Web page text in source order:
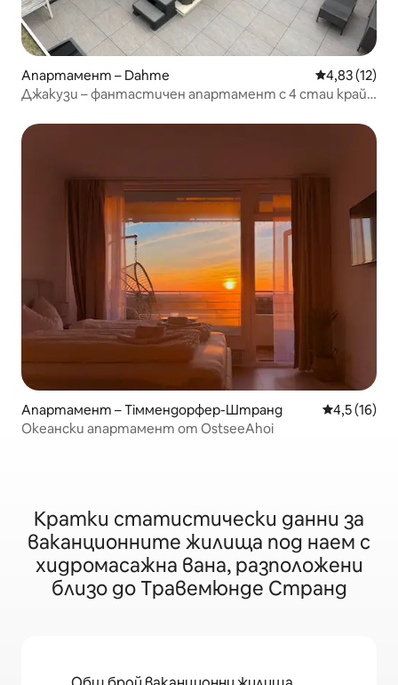
Апартамент – Dahme Средна
4,83 (12)
Джакузи – фантастичен апартамент с 4 стаи край
Апартамент – Тіммендорфер-Штранд Средна
4,5 (16)
Океански апартамент от OstseeAhoi
Кратки статистически данни за
ваканционните жилища под наем с
хидромасажна вана, разположени
близо до Травемюнде Странд